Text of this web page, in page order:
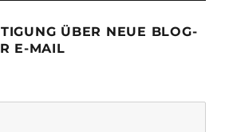
ÜBER NEUE BLOG-
E-MAIL